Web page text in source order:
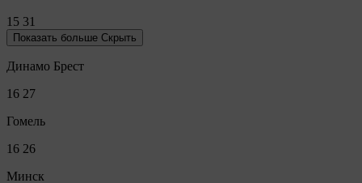
15 31
Показать больше Скрыть
Динамо Брест
16 27
Гомель
16 26
Минск